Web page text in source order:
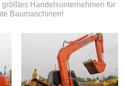
Handelsunternehmen für
Baumaschinen!